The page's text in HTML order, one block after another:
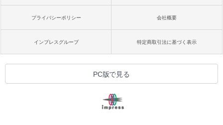
プライバシーポリシー 会社概要
インプレスグループ 特定商取引法に基づく表示
PC版で見る